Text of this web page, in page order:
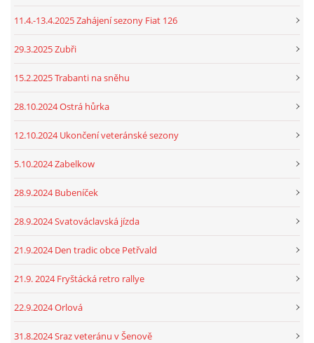
11.4.-13.4.2025 Zahájení sezony Fiat 126
29.3.2025 Zubři
15.2.2025 Trabanti na sněhu
28.10.2024 Ostrá hůrka
12.10.2024 Ukončení veteránské sezony
5.10.2024 Zabelkow
28.9.2024 Bubeníček
28.9.2024 Svatováclavská jízda
21.9.2024 Den tradic obce Petřvald
21.9. 2024 Fryštácká retro rallye
22.9.2024 Orlová
31.8.2024 Sraz veteránu v Šenově